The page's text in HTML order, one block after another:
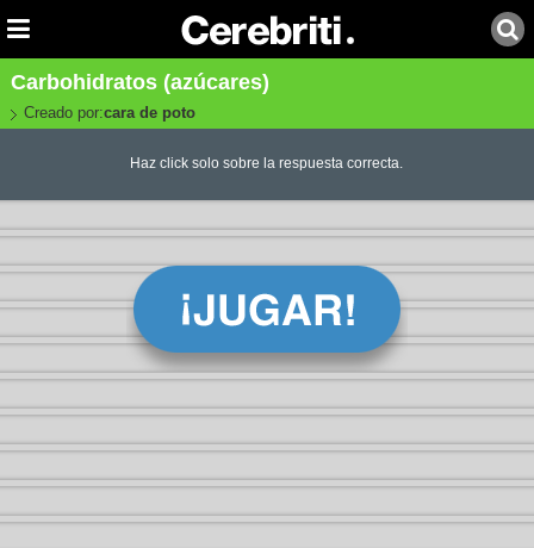
Carbohidratos (azúcares)
Creado por:cara de poto
Haz click solo sobre la respuesta correcta.